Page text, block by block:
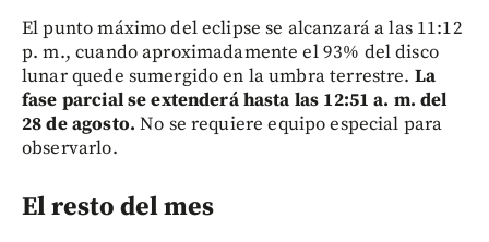
El punto máximo del eclipse se alcanzará a las 11:12
p. m., cuando aproximadamente el 93% del disco
lunar quede sumergido en la umbra terrestre. La
fase parcial se extenderá hasta las 12:51 a. m. del
28 de agosto.No se requiere equipo especial para
observarlo.
El resto del mes